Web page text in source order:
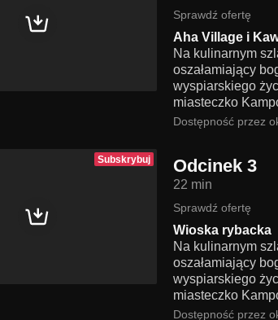
Sprawdź ofertę
Aha Village i
Na kulinarnym
oszałamiający
wyspiarskiego
miasteczko
Dostępność przez
Subskrybuj Odcinek 3
22 min
Sprawdź ofertę
Wioska rybacka
Na kulinarnym
oszałamiający
wyspiarskiego
miasteczko
Dostępność przez